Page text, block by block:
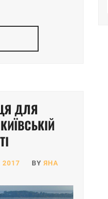
ДЛЯ
BY ЯНА